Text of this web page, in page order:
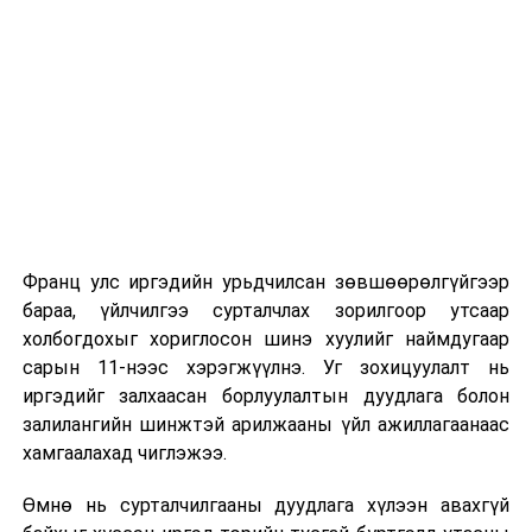
2026 оны 9 дүгээр сарын 13-наас оюутнуудыг
дотуур байранд оруулж эхэлнэ.
Сургууль, цэцэрлэгийн үйл ажиллагааны
зохицуулалт
2026 оны 8 дугаар сарын 17–28-ны өдрүүдэд
байранд элсэлт, бүртгэл болон бусад аливаа
Франц улс иргэдийн урьдчилсан зөвшөөрөлгүйгээр
бараа, үйлчилгээ сурталчлах зорилгоор утсаар
холбогдохыг хориглосон шинэ хуулийг наймдугаар
сарын 11-нээс хэрэгжүүлнэ. Уг зохицуулалт нь
иргэдийг залхаасан борлуулалтын дуудлага болон
залилангийн шинжтэй арилжааны үйл ажиллагаанаас
хамгаалахад чиглэжээ.
Өмнө нь сурталчилгааны дуудлага хүлээн авахгүй